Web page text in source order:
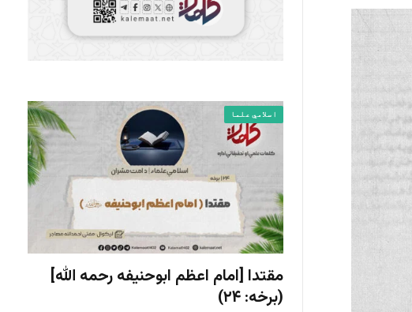
اسلامي علما
مقتدا [امام اعظم ابوحنیفه رحمه الله‎]
(برخه: ۲۴)